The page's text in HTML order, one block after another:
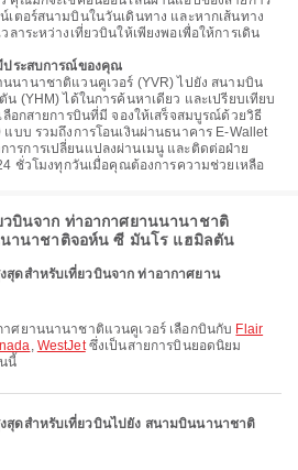
เตอร์สนามบินในวันเดินทาง และหากเส้นทาง
ลาระหว่างเที่ยวบินให้เพียงพอเพื่อให้การเดิน
ประสบการณ์ของคุณ
นานาชาติแวนคูเวอร์ (YVR) ไปยัง สนามบิน
(YHM) ได้ในการค้นหาเดียว และเปรียบเทียบ
ลือกสายการบินที่มี จองให้เสร็จสมบูรณ์ด้วยวิธี
แบบ รวมถึงการโอนเงินผ่านธนาคาร E-Wallet
รการเปลี่ยนแปลงผ่านเมนู และติดต่อฝ่าย
ชั่วโมงทุกวันเมื่อคุณต้องการความช่วยเหลือ
วบินจาก ท่าอากาศยานนานาชาติ
านาชาติจอห์น ซี มันโร แฮมิลตัน
สุดสำหรับเที่ยวบินจาก ท่าอากาศยาน
าศยานนานาชาติแวนคูเวอร์ เลือกบินกับ Flair
, WestJetซึ่งเป็นสายการบินยอดนิยม
นี้
สุดสำหรับเที่ยวบินไปยัง สนามบินนานาชาติ